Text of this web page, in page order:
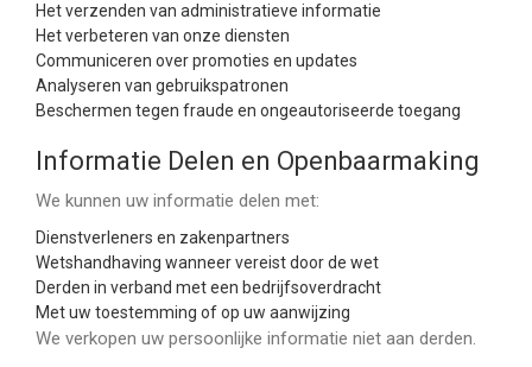
Het verzenden van administratieve informatie
Het verbeteren van onze diensten
Communiceren over promoties en updates
Analyseren van gebruikspatronen
Beschermen tegen fraude en ongeautoriseerde toegang
Informatie Delen en Openbaarmaking
We kunnen uw informatie delen met:
Dienstverleners en zakenpartners
Wetshandhaving wanneer vereist door de wet
Derden in verband met een bedrijfsoverdracht
Met uw toestemming of op uw aanwijzing
We verkopen uw persoonlijke informatie niet aan derden.